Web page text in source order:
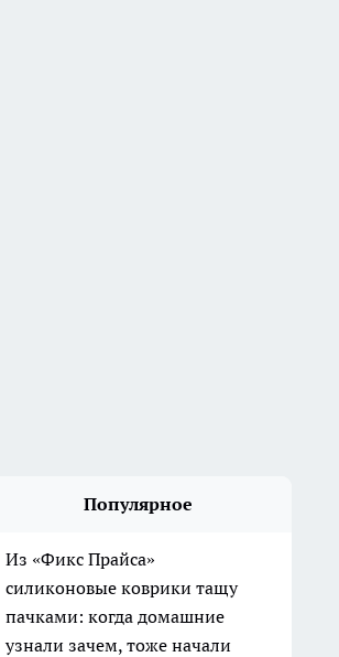
Популярное
Из «Фикс Прайса»
силиконовые коврики тащу
пачками: когда домашние
узнали зачем, тоже начали